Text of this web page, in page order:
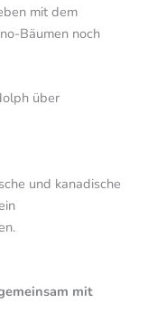
mit dem
Bäumen noch
über
und kanadische
mit